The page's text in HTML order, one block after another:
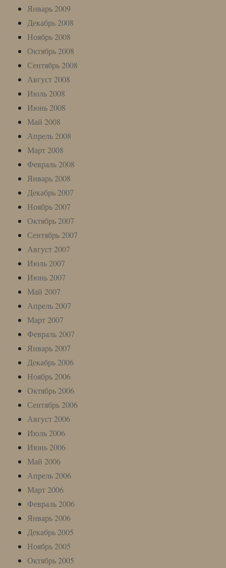
Январь 2009
Декабрь 2008
Ноябрь 2008
Октябрь 2008
Сентябрь 2008
Август 2008
Июль 2008
Июнь 2008
Май 2008
Апрель 2008
Март 2008
Февраль 2008
Январь 2008
Декабрь 2007
Ноябрь 2007
Октябрь 2007
Сентябрь 2007
Август 2007
Июль 2007
Июнь 2007
Май 2007
Апрель 2007
Март 2007
Февраль 2007
Январь 2007
Декабрь 2006
Ноябрь 2006
Октябрь 2006
Сентябрь 2006
Август 2006
Июль 2006
Июнь 2006
Май 2006
Апрель 2006
Март 2006
Февраль 2006
Январь 2006
Декабрь 2005
Ноябрь 2005
Октябрь 2005